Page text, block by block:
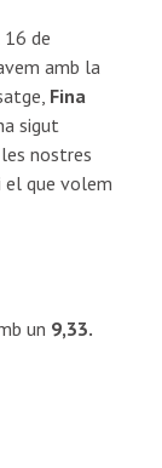
de
amb la
Fina
sigut
nostres
el que volem
un 9,33.